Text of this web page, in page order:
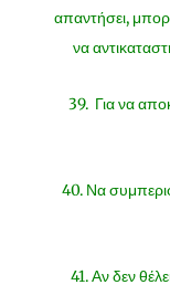
απαντήσει,
να
39. Για να
40. Να
41. Αν δεν